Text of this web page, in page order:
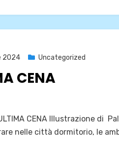
2024 Uncategorized
CENA
CENA Illustrazione di
nelle città dormitorio, le